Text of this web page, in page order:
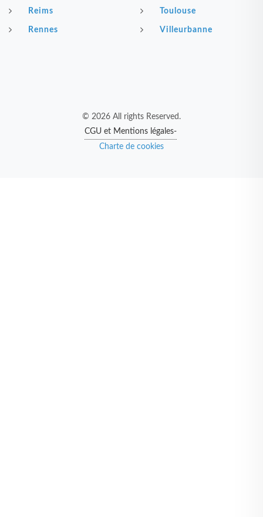
Reims
Rennes
Toulouse
Villeurbanne
© 2026 All rights Reserved.
CGU et Mentions légales-
Charte de cookies